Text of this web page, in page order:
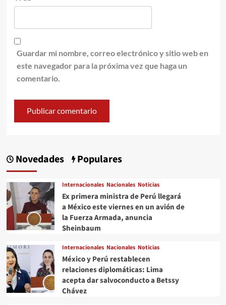
Guardar mi nombre, correo electrónico y sitio web en
este navegador para la próxima vez que haga un
comentario.
Novedades Populares
Internacionales Nacionales Noticias
Ex primera ministra de Perú llegará
a México este viernes en un avión de
la Fuerza Armada, anuncia
Sheinbaum
Internacionales Nacionales Noticias
México y Perú restablecen
relaciones diplomáticas: Lima
acepta dar salvoconducto a Betssy
Chávez